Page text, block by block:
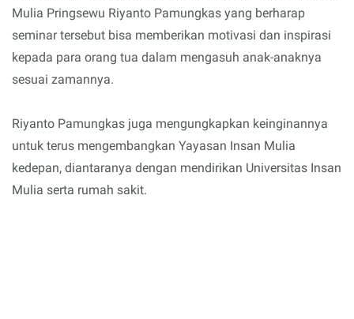
Mulia Pringsewu Riyanto Pamungkas yang berharap
seminar tersebut bisa memberikan motivasi dan inspirasi
kepada para orang tua dalam mengasuh anak-anaknya
sesuai zamannya.
Riyanto Pamungkas juga mengungkapkan keinginannya
untuk terus mengembangkan Yayasan Insan Mulia
kedepan, diantaranya dengan mendirikan Universitas Insan
Mulia serta rumah sakit.